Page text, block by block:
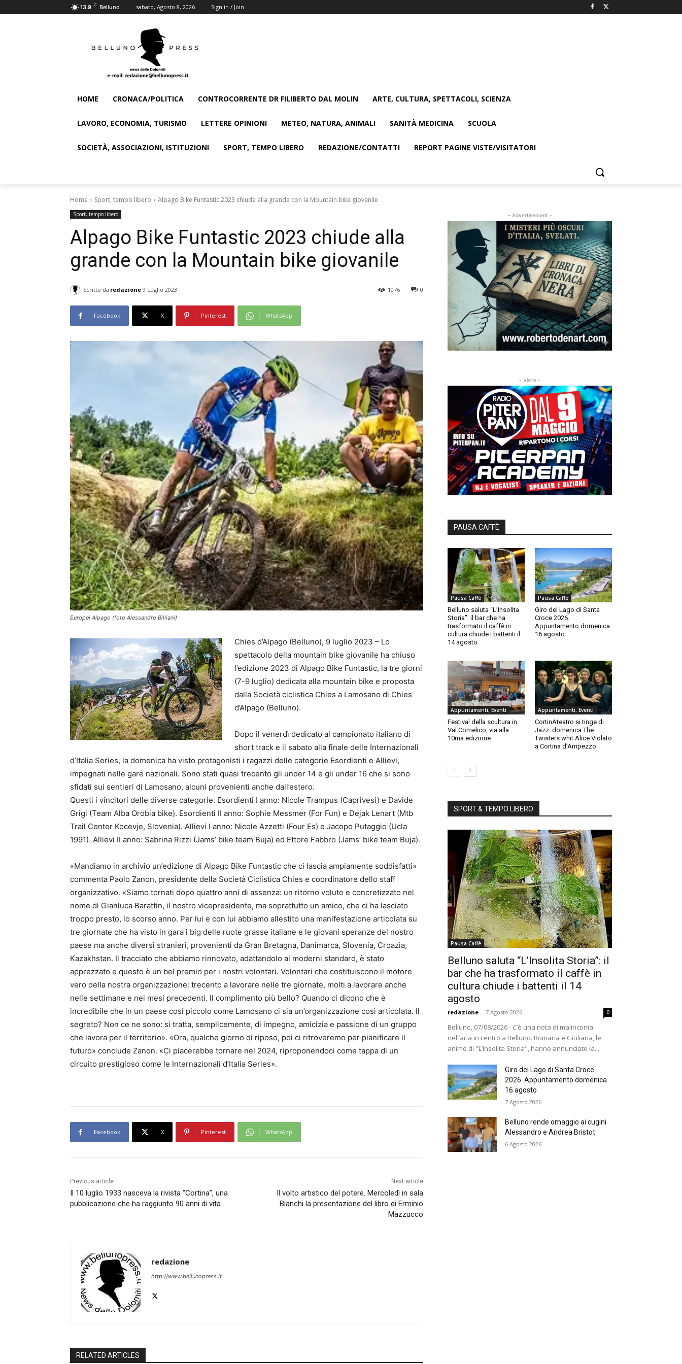
13.9 C Belluno sabato, Agosto 8, 2026 Sign in / Join
HOME CRONACA/POLITICA CONTROCORRENTE DR FILIBERTO DAL MOLIN ARTE, CULTURA, SPETTACOLI, SCIENZA
LAVORO, ECONOMIA, TURISMO LETTERE OPINIONI METEO, NATURA, ANIMALI SANITÀ MEDICINA SCUOLA
SOCIETÀ, ASSOCIAZIONI, ISTITUZIONI SPORT, TEMPO LIBERO REDAZIONE/CONTATTI REPORT PAGINE VISTE/VISITATORI
Home Sport, tempo libero Alpago Bike Funtastic 2023 chiude alla grande con la Mountain bike giovanile
Sport, tempo libero
Alpago Bike Funtastic 2023 chiude alla
grande con la Mountain bike giovanile
Scritto da redazione 9 Luglio 2023 0
1076
Facebook X Pinterest WhatsApp
Europei Alpago (foto Alessandro Billiani)
Chies d’Alpago (Belluno), 9 luglio 2023 – Lo
spettacolo della mountain bike giovanile ha chiuso
l’edizione 2023 di Alpago Bike Funtastic, la tre giorni
(7-9 luglio) dedicata alla mountain bike e proposta
dalla Società ciclistica Chies a Lamosano di Chies
d’Alpago (Belluno).
Dopo il venerdì dedicato al campionato italiano di
short track e il sabato alla finale delle Internazionali
d’Italia Series, la domenica ha visto protagonisti i ragazzi delle categorie Esordienti e Allievi,
impegnati nelle gare nazionali. Sono stati quasi trecento gli under 14 e gli under 16 che si sono
sfidati sui sentieri di Lamosano, alcuni provenienti anche dall’estero.
Questi i vincitori delle diverse categorie. Esordienti I anno: Nicole Trampus (Caprivesi) e Davide
Grigi (Team Alba Orobia bike). Esordienti II anno: Sophie Messmer (For Fun) e Dejak Lenart (Mtb
Trail Center Kocevje, Slovenia). Allievi I anno: Nicole Azzetti (Four Es) e Jacopo Putaggio (Ucla
1991). Allievi II anno: Sabrina Rizzi (Jams’ bike team Buja) ed Ettore Fabbro (Jams’ bike team Buja).
«Mandiamo in archivio un’edizione di Alpago Bike Funtastic che ci lascia ampiamente soddisfatti»
commenta Paolo Zanon, presidente della Società Ciclistica Chies e coordinatore dello staff
organizzativo. «Siamo tornati dopo quattro anni di assenza: un ritorno voluto e concretizzato nel
nome di Gianluca Barattin, il nostro vicepresidente, ma soprattutto un amico, che ci ha lasciato
troppo presto, lo scorso anno. Per lui e con lui abbiamo allestito una manifestazione articolata su
tre giornate che ha visto in gara i big delle ruote grasse italiane e le giovani speranze del nostro
paese ma anche diversi stranieri, provenienti da Gran Bretagna, Danimarca, Slovenia, Croazia,
Kazakhstan. Il tracciato che abbiamo rinnovato, adattandolo ai moderni standard, è stato
apprezzato e questo è un bel premio per i nostri volontari. Volontari che costituiscono il motore
vero della nostra organizzazione: trecento a lavorare nelle tre giornate, molti a lavorare anche
nelle settimane e nei mesi precedenti. Il complimento più bello? Quando ci dicono che è
incredibile che in un paese così piccolo come Lamosano ci sia un’organizzazione così articolata. Il
segreto? Non ce ne sono: si tratta, semplicemente, di impegno, amicizia e passione di un gruppo
che lavora per il territorio». «Ora, qualche giorno di riposo, poi ci ritroveremo per pianificare il
futuro» conclude Zanon. «Ci piacerebbe tornare nel 2024, riproponendoci come tappa di un
circuito prestigioso come le Internazionali d’Italia Series».
Facebook X Pinterest WhatsApp
Previous article
Il 10 luglio 1933 nasceva la rivista “Cortina”, una
pubblicazione che ha raggiunto 90 anni di vita
Next article
Il volto artistico del potere. Mercoledì in sala
Bianchi la presentazione del libro di Erminio
Mazzucco
redazione
http://www.bellunopress.it
RELATED ARTICLES
- Advertisement -
- Visite -
PAUSA CAFFÈ
Pausa Caffè
Belluno saluta “L’Insolita
Storia”: il bar che ha
trasformato il caffè in
cultura chiude i battenti il
14 agosto
Pausa Caffè
Giro del Lago di Santa
Croce 2026.
Appuntamento domenica
16 agosto
Appuntamenti, Eventi
Festival della scultura in
Val Comelico, via alla
10ma edizione
Appuntamenti, Eventi
CortinAteatro si tinge di
Jazz: domenica The
Twisters whit Alice Violato
a Cortina d’Ampezzo
SPORT & TEMPO LIBERO
Pausa Caffè
Belluno saluta “L’Insolita Storia”: il
bar che ha trasformato il caffè in
cultura chiude i battenti il 14
agosto
redazione - 7 Agosto 2026 0
Belluno, 07/08/2026 - C’è una nota di malinconia
nell’aria in centro a Belluno. Romana e Giuliana, le
anime di "L’Insolita Storia", hanno annunciato la...
Giro del Lago di Santa Croce
2026. Appuntamento domenica
16 agosto
7 Agosto 2026
Belluno rende omaggio ai cugini
Alessandro e Andrea Bristot
6 Agosto 2026